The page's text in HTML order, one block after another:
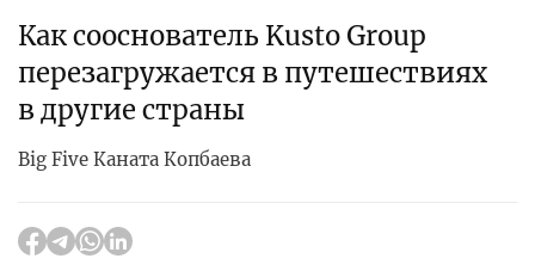
Как сооснователь Kusto Group
перезагружается в путешествиях
в другие страны
Big Five Каната Копбаева